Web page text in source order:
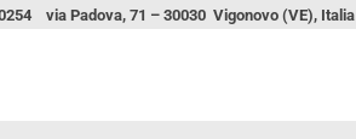
via Padova, 71 – 30030 Vigonovo (VE), Italia